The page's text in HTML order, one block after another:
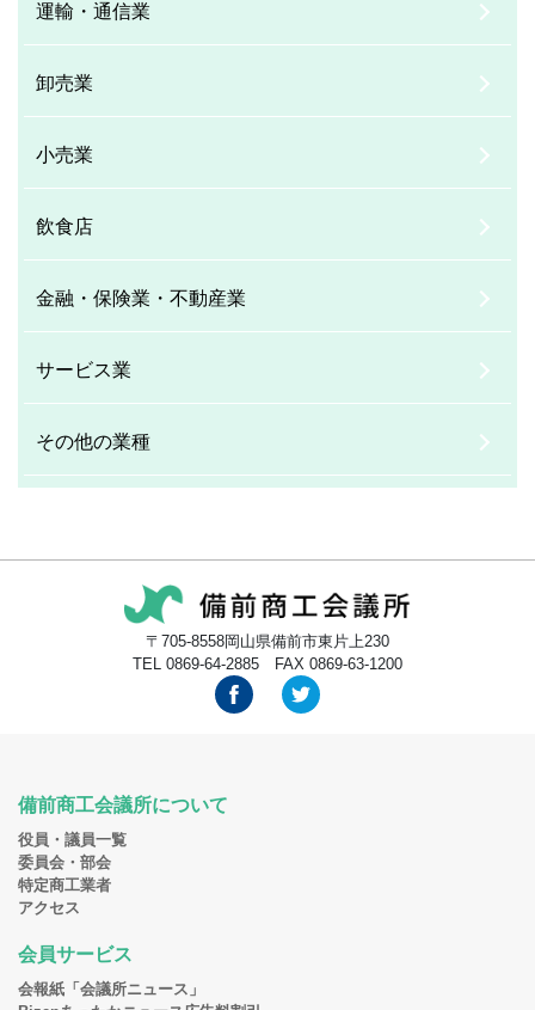
運輸・通信業
卸売業
小売業
飲食店
金融・保険業・不動産業
サービス業
その他の業種
〒705-8558岡山県備前市東片上230
TEL 0869-64-2885 FAX 0869-63-1200
備前商工会議所について
役員・議員一覧
委員会・部会
特定商工業者
アクセス
会員サービス
会報紙「会議所ニュース」